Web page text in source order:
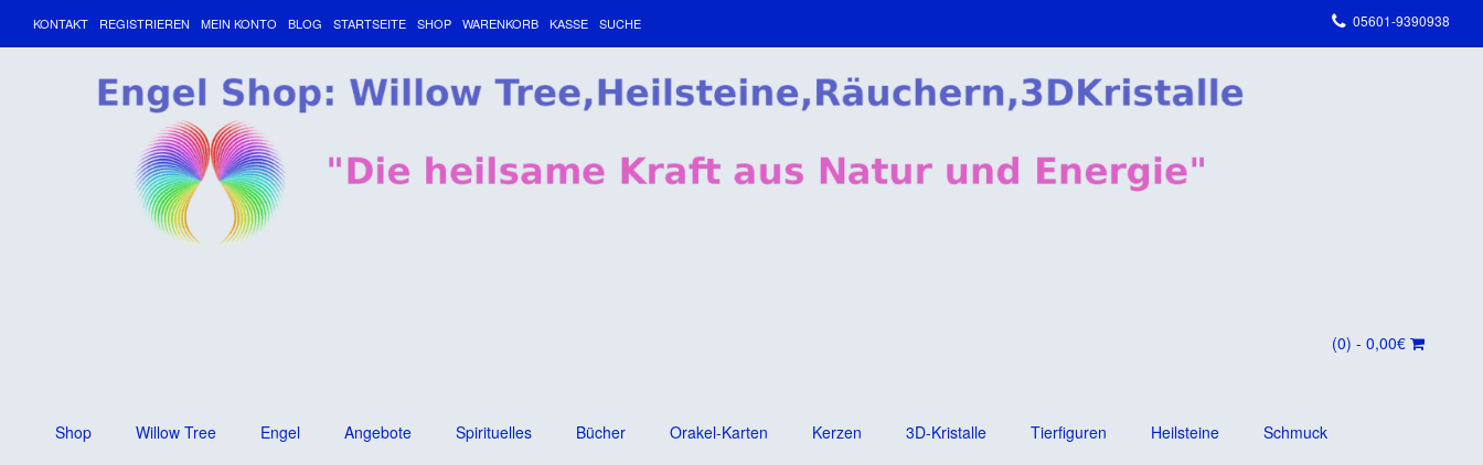
KONTAKT REGISTRIEREN MEIN KONTO BLOG STARTSEITE SHOP WARENKORB KASSE SUCHE 05601-9390938
(0) - 0,00€
Shop Willow Tree Engel Angebote Spirituelles Bücher Orakel-Karten Kerzen 3D-Kristalle Tierfiguren Heilsteine Schmuck